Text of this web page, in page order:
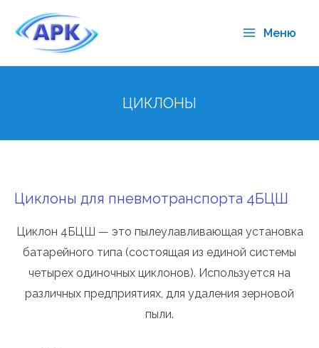
Меню
ЦИКЛОНЫ
Циклоны для пневмотранспорта 4БЦШ
Циклон 4БЦШ — это пылеулавливающая установка
батарейного типа (состоящая из единой системы
четырех одиночных циклонов). Используется на
различных предприятиях, для удаления зерновой
пыли.